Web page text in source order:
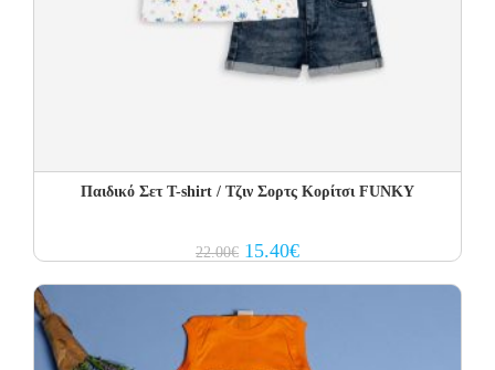
Παιδικό Σετ T-shirt / Τζιν Σορτς Κορίτσι FUNKY
22.00€ Original
price
15.40€Current
price